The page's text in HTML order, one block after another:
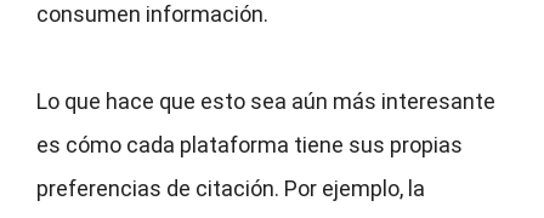
consumen información.
Lo que hace que esto sea aún más interesante
es cómo cada plataforma tiene sus propias
preferencias de citación. Por ejemplo, la